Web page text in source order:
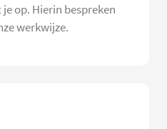
op. Hierin bespreken
werkwijze.